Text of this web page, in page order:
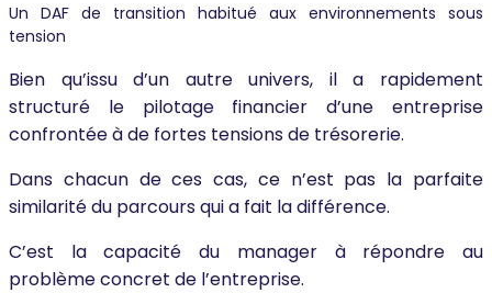
Un DAF de transition habitué aux environnements sous
tension
Bien qu’issu d’un autre univers, il a rapidement
structuré le pilotage financier d’une entreprise
confrontée à de fortes tensions de trésorerie.
Dans chacun de ces cas, ce n’est pas la parfaite
similarité du parcours qui a fait la différence.
C’est la capacité du manager à répondre au
problème concret de l’entreprise.